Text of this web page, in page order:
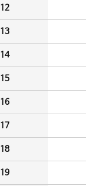
12
13
14
15
16
17
18
19